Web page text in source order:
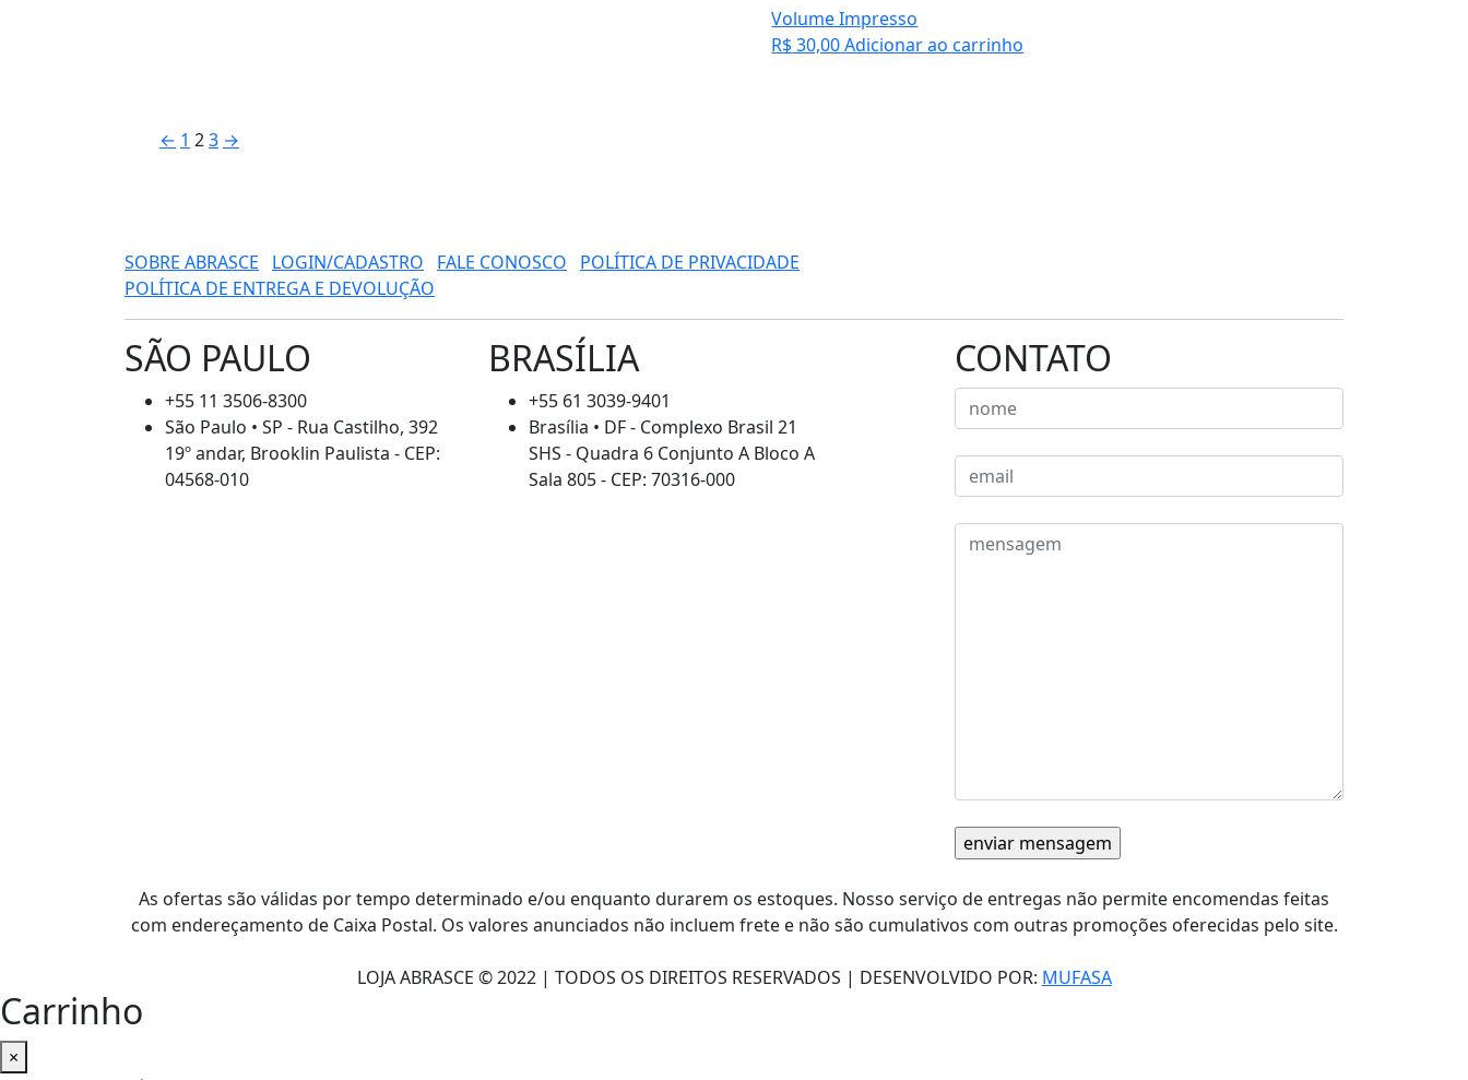
Volume Impresso
R$30,00 Adicionar ao carrinho
← 1 23 →
SOBRE ABRASCE LOGIN/CADASTRO FALE CONOSCO
POLÍTICA DE PRIVACIDADE
POLÍTICA DE ENTREGA E DEVOLUÇÃO
SÃO PAULO
+55 11 3506-8300
São Paulo • SP - Rua Castilho, 392
19º andar, Brooklin Paulista - CEP:
04568-010
BRASÍLIA
+55 61 3039-9401
Brasília • DF - Complexo Brasil 21
SHS - Quadra 6 Conjunto A Bloco A
Sala 805 - CEP: 70316-000
CONTATO
As ofertas são válidas por tempo determinado e/ou enquanto durarem os estoques. Nosso serviço de entregas não permite encomendas feitas
com endereçamento de Caixa Postal. Os valores anunciados não incluem frete e não são cumulativos com outras promoções oferecidas pelo site.
LOJA ABRASCE © 2022 | TODOS OS DIREITOS RESERVADOS | DESENVOLVIDO POR: MUFASA
Carrinho
×